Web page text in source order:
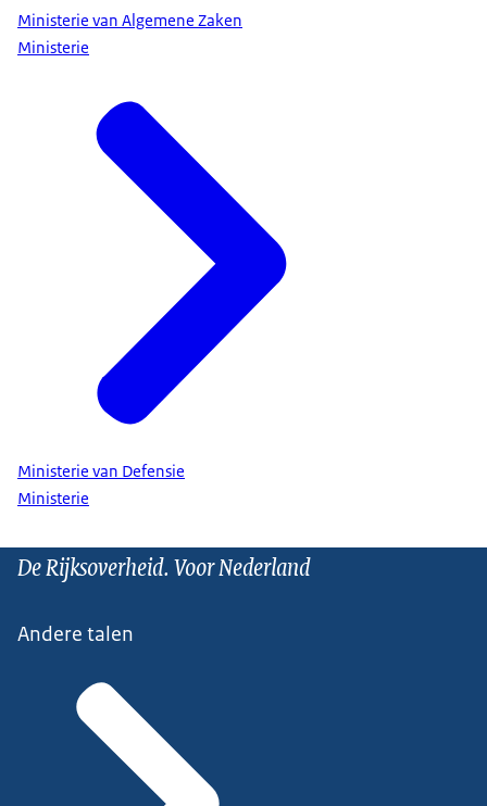
Ministerie van Algemene Zaken
Ministerie
Ministerie van Defensie
Ministerie
De Rijksoverheid. Voor Nederland
Andere talen